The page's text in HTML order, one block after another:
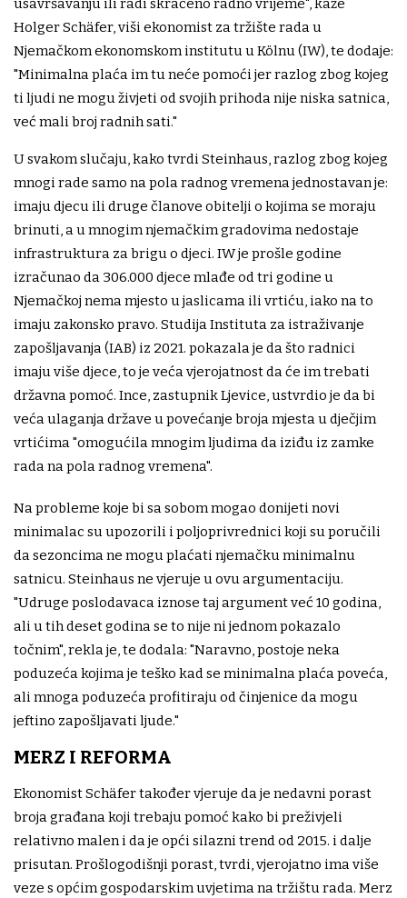
usavršavanju ili radi skraćeno radno vrijeme", kaže
Holger Schäfer, viši ekonomist za tržište rada u
Njemačkom ekonomskom institutu u Kölnu (IW), te dodaje:
"Minimalna plaća im tu neće pomoći jer razlog zbog kojeg
ti ljudi ne mogu živjeti od svojih prihoda nije niska satnica,
već mali broj radnih sati."
U svakom slučaju, kako tvrdi Steinhaus, razlog zbog kojeg
mnogi rade samo na pola radnog vremena jednostavan je:
imaju djecu ili druge članove obitelji o kojima se moraju
brinuti, a u mnogim njemačkim gradovima nedostaje
infrastruktura za brigu o djeci. IW je prošle godine
izračunao da 306.000 djece mlađe od tri godine u
Njemačkoj nema mjesto u jaslicama ili vrtiću, iako na to
imaju zakonsko pravo. Studija Instituta za istraživanje
zapošljavanja (IAB) iz 2021. pokazala je da što radnici
imaju više djece, to je veća vjerojatnost da će im trebati
državna pomoć. Ince, zastupnik Ljevice, ustvrdio je da bi
veća ulaganja države u povećanje broja mjesta u dječjim
vrtićima "omogućila mnogim ljudima da iziđu iz zamke
rada na pola radnog vremena".
Na probleme koje bi sa sobom mogao donijeti novi
minimalac su upozorili i poljoprivrednici koji su poručili
da sezoncima ne mogu plaćati njemačku minimalnu
satnicu. Steinhaus ne vjeruje u ovu argumentaciju.
"Udruge poslodavaca iznose taj argument već 10 godina,
ali u tih deset godina se to nije ni jednom pokazalo
točnim", rekla je, te dodala: "Naravno, postoje neka
poduzeća kojima je teško kad se minimalna plaća poveća,
ali mnoga poduzeća profitiraju od činjenice da mogu
jeftino zapošljavati ljude."
MERZ I REFORMA
Ekonomist Schäfer također vjeruje da je nedavni porast
broja građana koji trebaju pomoć kako bi preživjeli
relativno malen i da je opći silazni trend od 2015. i dalje
prisutan. Prošlogodišnji porast, tvrdi, vjerojatno ima više
veze s općim gospodarskim uvjetima na tržištu rada. Merz